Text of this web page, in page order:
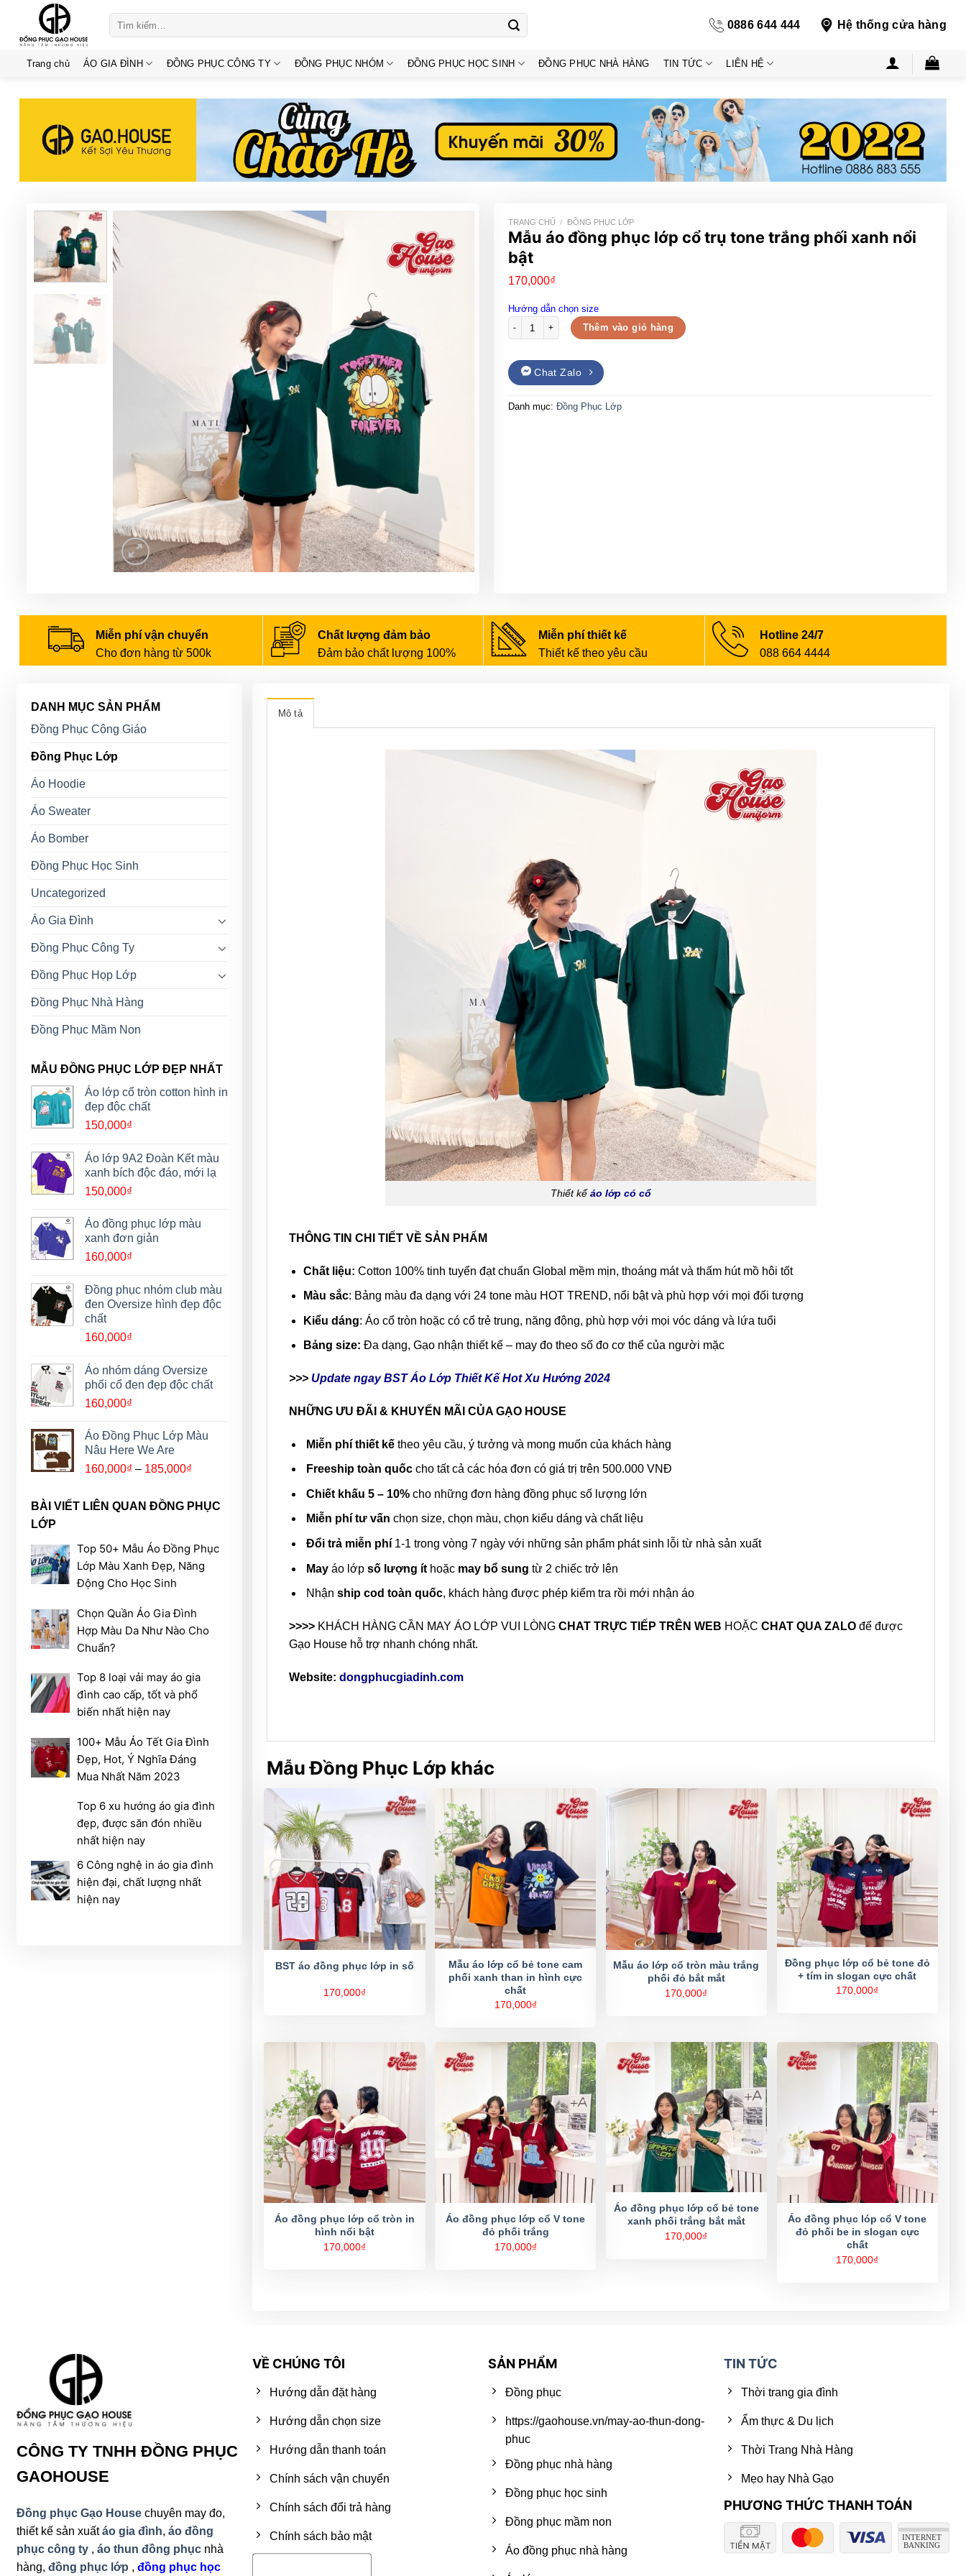
content
0886 644 444 Hệ thống cửa hàng
Trang chủ ÁO GIA ĐÌNH ĐỒNG PHỤC CÔNG TY ĐỒNG PHỤC NHÓM ĐỒNG PHỤC HỌC SINH ĐỒNG PHỤC NHÀ HÀNG TIN TỨC LIÊN HỆ
TRANG CHỦ / ĐỒNG PHỤC LỚP
Mẫu áo đồng phục lớp cổ trụ tone trắng phối xanh nổi
bật
170,000₫
Hướng dẫn chọn size
Mẫu áo đồng phục lớp cổ trụ tone trắng phối xanh nổi bật số lượng
Thêm vào giỏ hàng
Chat Zalo
Danh mục: Đồng Phục Lớp
Miễn phí vận chuyển
Cho đơn hàng từ 500k
Chất lượng đảm bảo
Đảm bảo chất lượng 100%
Miễn phí thiết kế
Thiết kế theo yêu cầu
Hotline 24/7
088 664 4444
DANH MỤC SẢN PHẨM
Đồng Phục Công Giáo
Đồng Phục Lớp
Áo Hoodie
Áo Sweater
Áo Bomber
Đồng Phục Học Sinh
Uncategorized
Áo Gia Đình
Đồng Phục Công Ty
Đồng Phục Họp Lớp
Đồng Phục Nhà Hàng
Đồng Phục Mầm Non
MẪU ĐỒNG PHỤC LỚP ĐẸP NHẤT
Áo lớp cổ tròn cotton hình in
đẹp độc chất
150,000₫
Áo lớp 9A2 Đoàn Kết màu
xanh bích độc đáo, mới lạ
150,000₫
Áo đồng phục lớp màu
xanh đơn giản
160,000₫
Đồng phục nhóm club màu
đen Oversize hình đẹp độc
chất
160,000₫
Áo nhóm dáng Oversize
phối cổ đen đẹp độc chất
160,000₫
Áo Đồng Phục Lớp Màu
Nâu Here We Are
160,000₫ – 185,000₫Khoảng
160,000₫
185,000₫
BÀI VIẾT LIÊN QUAN ĐỒNG PHỤC
LỚP
Top 50+ Mẫu Áo Đồng Phục
Lớp Màu Xanh Đẹp, Năng
Động Cho Học Sinh
Chọn Quần Áo Gia Đình
Hợp Màu Da Như Nào Cho
Chuẩn?
Top 8 loại vải may áo gia
đình cao cấp, tốt và phổ
biến nhất hiện nay
100+ Mẫu Áo Tết Gia Đình
Đẹp, Hot, Ý Nghĩa Đáng
Mua Nhất Năm 2023
Top 6 xu hướng áo gia đình
đẹp, được săn đón nhiều
nhất hiện nay
6 Công nghệ in áo gia đình
hiện đại, chất lượng nhất
hiện nay
Mô tả
Thiết kếáo lớp có cổ
THÔNG TIN CHI TIẾT VỀ SẢN PHẨM
Chất liệu:Cotton 100% tinh tuyển đạt chuẩn Global mềm mịn, thoáng mát và thấm hút mồ hôi tốt
Màu sắc: Bảng màu đa dạng với 24 tone màu HOT TREND, nổi bật và phù hợp với mọi đối tượng
Kiểu dáng: Áo cổ tròn hoặc có cổ trẻ trung, năng động, phù hợp với mọi vóc dáng và lứa tuổi
Bảng size:Đa dạng, Gạo nhận thiết kế – may đo theo số đo cơ thể của người mặc
>>> Update ngay BST Áo Lớp Thiết Kế Hot Xu Hướng 2024
NHỮNG ƯU ĐÃI & KHUYẾN MÃI CỦA GẠO HOUSE
Miễn phí thiết kếtheo yêu cầu, ý tưởng và mong muốn của khách hàng
Freeship toàn quốccho tất cả các hóa đơn có giá trị trên 500.000 VNĐ
Chiết khấu 5 – 10%cho những đơn hàng đồng phục số lượng lớn
Miễn phí tư vấnchọn size, chọn màu, chọn kiểu dáng và chất liệu
Đổi trả miễn phí 1-1 trong vòng 7 ngày với những sản phẩm phát sinh lỗi từ nhà sản xuất
Mayáo lớpsố lượng ít hoặc may bổ sungtừ 2 chiếc trở lên
Nhậnship cod toàn quốc, khách hàng được phép kiểm tra rồi mới nhận áo
>>>> KHÁCH HÀNG CẦN MAY ÁO LỚP VUI LÒNG CHAT TRỰC TIẾP TRÊN WEB HOẶC CHAT QUA ZALO để được
Gạo House hỗ trợ nhanh chóng nhất.
Website: dongphucgiadinh.com
Mẫu Đồng Phục Lớp khác
BST áo đồng phục lớp in số
170,000₫
Mẫu áo lớp cổ bẻ tone cam
phối xanh than in hình cực
chất
170,000₫
Mẫu áo lớp cổ tròn màu trắng
phối đỏ bắt mắt
170,000₫
Đồng phục lớp cổ bẻ tone đỏ
+ tím in slogan cực chất
170,000₫
Áo đồng phục lớp cổ tròn in
hình nổi bật
170,000₫
Áo đồng phục lớp cổ V tone
đỏ phối trắng
170,000₫
Áo đồng phục lớp cổ bẻ tone
xanh phối trắng bắt mắt
170,000₫
Áo đồng phục lóp cổ V tone
đỏ phối be in slogan cực
chất
170,000₫
CÔNG TY TNHH ĐỒNG PHỤC
GAOHOUSE
Đồng phục Gạo Housechuyên may đo,
thiết kế sản xuấtáo gia đình, áo đồng
phục công ty, áo thun đồng phụcnhà
hàng, đồng phục lớp , đồng phục học
VỀ CHÚNG TÔI
Hướng dẫn đặt hàng
Hướng dẫn chọn size
Hướng dẫn thanh toán
Chính sách vận chuyển
Chính sách đổi trả hàng
Chính sách bảo mật
SẢN PHẨM
Đồng phục
https://gaohouse.vn/may-ao-thun-dong-
phuc
Đồng phục nhà hàng
Đồng phục học sinh
Đồng phục mầm non
Áo đồng phục nhà hàng
TIN TỨC
Thời trang gia đình
Ẩm thực & Du lịch
Thời Trang Nhà Hàng
Mẹo hay Nhà Gạo
PHƯƠNG THỨC THANH TOÁN